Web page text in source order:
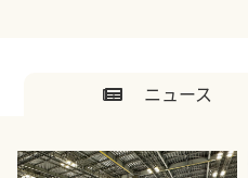
ニュース